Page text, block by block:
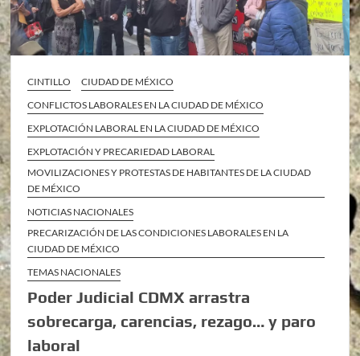
CINTILLO
CIUDAD DE MÉXICO
CONFLICTOS LABORALES EN LA CIUDAD DE MÉXICO
EXPLOTACIÓN LABORAL EN LA CIUDAD DE MÉXICO
EXPLOTACIÓN Y PRECARIEDAD LABORAL
MOVILIZACIONES Y PROTESTAS DE HABITANTES DE LA CIUDAD
DE MÉXICO
NOTICIAS NACIONALES
PRECARIZACIÓN DE LAS CONDICIONES LABORALES EN LA
CIUDAD DE MÉXICO
TEMAS NACIONALES
Poder Judicial CDMX arrastra
sobrecarga, carencias, rezago… y paro
laboral